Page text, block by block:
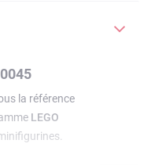
la référence
LEGO